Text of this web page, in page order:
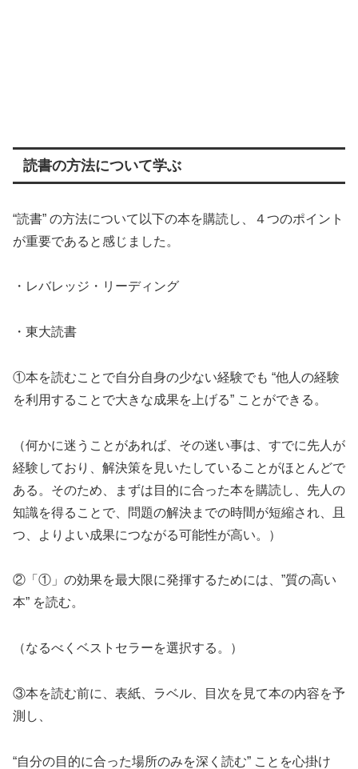
読書の方法について学ぶ
“読書” の方法について以下の本を購読し、４つのポイント
が重要であると感じました。
・レバレッジ・リーディング
・東大読書
①本を読むことで自分自身の少ない経験でも “他人の経験
を利用することで大きな成果を上げる” ことができる。
（何かに迷うことがあれば、その迷い事は、すでに先人が
経験しており、解決策を見いたしていることがほとんどで
ある。そのため、まずは目的に合った本を購読し、先人の
知識を得ることで、問題の解決までの時間が短縮され、且
つ、よりよい成果につながる可能性が高い。）
②「①」の効果を最大限に発揮するためには、”質の高い
本” を読む。
（なるべくベストセラーを選択する。）
③本を読む前に、表紙、ラベル、目次を見て本の内容を予
測し、
“自分の目的に合った場所のみを深く読む” ことを心掛け